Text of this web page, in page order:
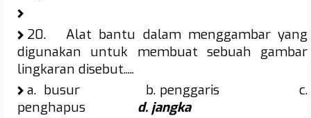
20.
Alat bantu dalam menggambar yang
digunakan untuk membuat sebuah gambar
lingkaran disebut.....
a. busur b. penggaris c.
penghapus d. jangka